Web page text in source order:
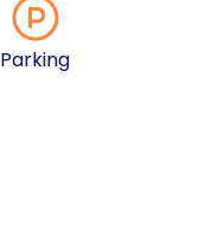
Parking